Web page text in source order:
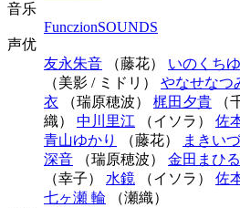
音乐
FunczionSOUNDS
声优
友永朱音 （藤花） いのくち
（美影 / ミドリ） やなせなつ
衣 （瑞原穂波） 梶田夕貴 （
織） 中川里江 （イソラ） 佐
青山ゆかり
（藤花） まきい
深音 （瑞原穂波） 金田まひる
（幸子） 水鏡 （イソラ） 佐
七ヶ瀬 輪 （瀬織）